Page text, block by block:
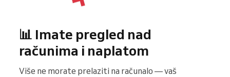
📊 Imate pregled nad
računima i naplatom
Više ne morate prelaziti na računalo — vaš